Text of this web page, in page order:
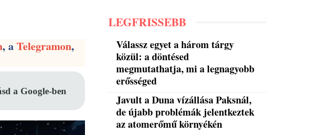
, aTelegramon,
a Google-ben
LEGFRISSEBB
Válassz egyet a három tárgy
közül: a döntésed
megmutathatja, mi a legnagyobb
erősséged
Javult a Duna vízállása Paksnál,
de újabb problémák jelentkeztek
az atomerőmű környékén